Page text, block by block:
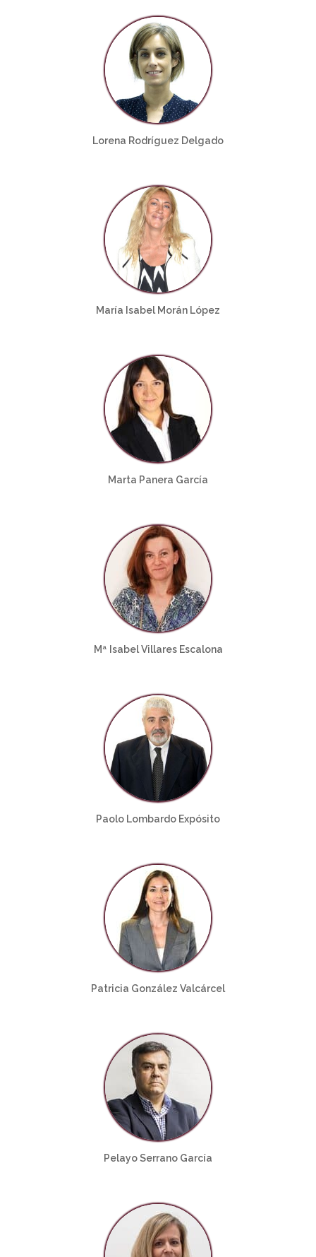
Lorena Rodríguez Delgado
María Isabel Morán López
Marta Panera García
Mª Isabel Villares Escalona
Paolo Lombardo Expósito
Patricia González Valcárcel
Pelayo Serrano García